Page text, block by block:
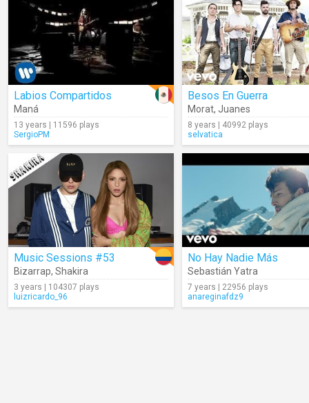
Labios Compartidos
Maná
13 years | 11596 plays
SergioPM
Besos En Guerra
Morat, Juanes
8 years | 40992 plays
selvatica
Music Sessions #53
Bizarrap, Shakira
3 years | 104307 plays
luizricardo_96
No Hay Nadie Más
Sebastián Yatra
7 years | 22956 plays
anareginafdz9